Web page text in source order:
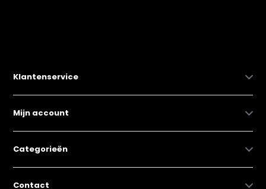
Klantenservice
Mijn account
Categorieën
Contact